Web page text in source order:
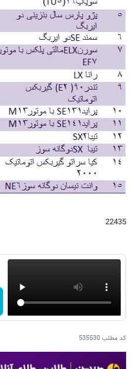
22435
کد مطلب535530